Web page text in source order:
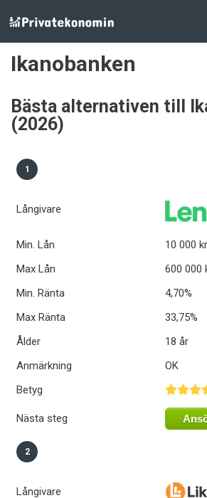
till
innehåll
Ikanobanken
Bästa alternativen till
(2026)
1
Långivare
Min. Lån
10 000 kr
Max Lån
600 000
Min. Ränta
4,70%
Max Ränta
33,75%
Ålder
18 år
Anmärkning
OK
Betyg
Nästa steg
2
Långivare